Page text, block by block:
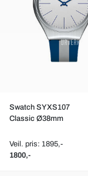
Swatch SYXS107
Classic Ø38mm
Veil. pris: 1895,-
1800,-